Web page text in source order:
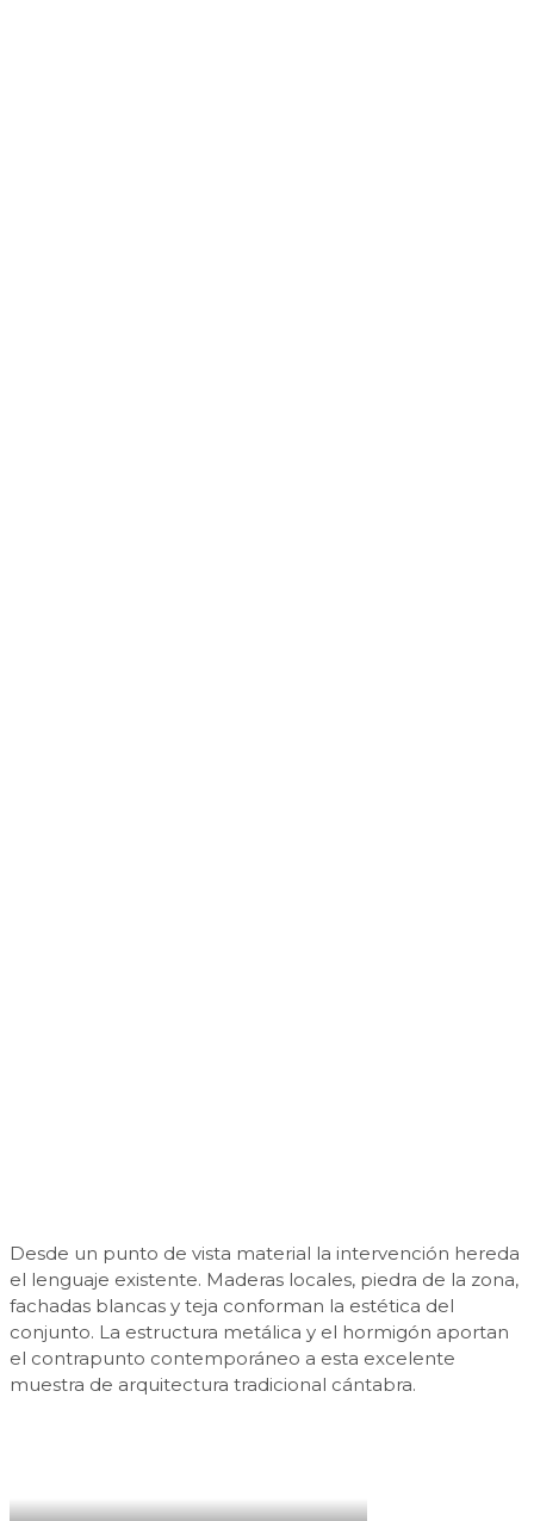
Desde un punto de vista material la intervención hereda
el lenguaje existente. Maderas locales, piedra de la zona,
fachadas blancas y teja conforman la estética del
conjunto. La estructura metálica y el hormigón aportan
el contrapunto contemporáneo a esta excelente
muestra de arquitectura tradicional cántabra.